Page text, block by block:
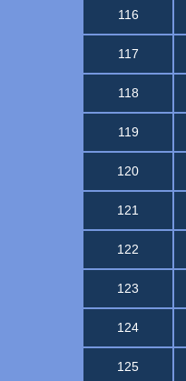
116
117
118
119
120
121
122
123
124
125